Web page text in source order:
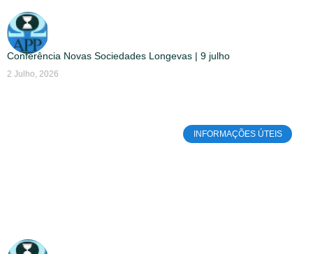
Conferência Novas Sociedades Longevas | 9 julho
2 Julho, 2026
INFORMAÇÕES ÚTEIS